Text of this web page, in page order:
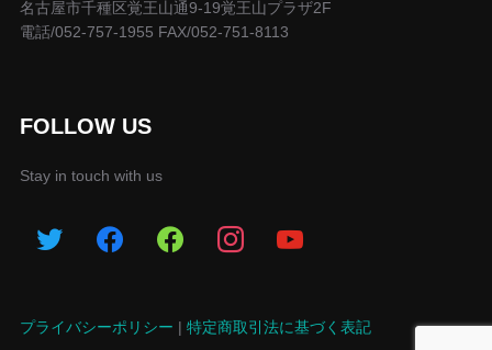
名古屋市千種区覚王山通9-19覚王山プラザ2F
電話/052-757-1955 FAX/052-751-8113
FOLLOW US
Stay in touch with us
プライバシーポリシー | 特定商取引法に基づく表記